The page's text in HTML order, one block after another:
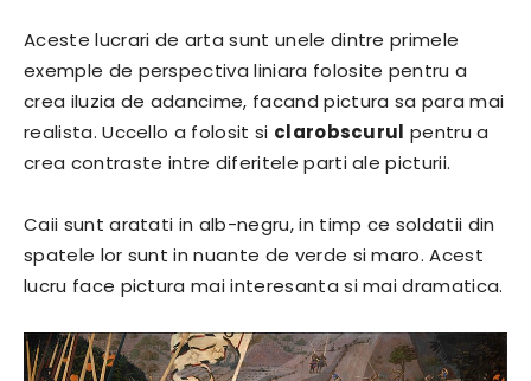
Aceste lucrari de arta sunt unele dintre primele
exemple de perspectiva liniara folosite pentru a
crea iluzia de adancime, facand pictura sa para mai
realista. Uccello a folosit si clarobscurul pentru a
crea contraste intre diferitele parti ale picturii.
Caii sunt aratati in alb-negru, in timp ce soldatii din
spatele lor sunt in nuante de verde si maro. Acest
lucru face pictura mai interesanta si mai dramatica.